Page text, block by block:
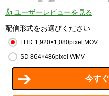
👍 ユーザーレビューを見る
配信形式をお選びください
FHD 1,920×1,080pixel MOV
SD 864×486pixel WMV